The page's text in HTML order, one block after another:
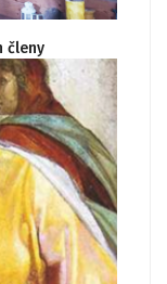
členy